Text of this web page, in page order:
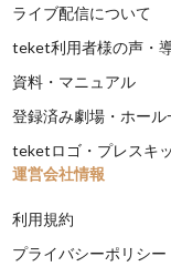
ライブ配信について
teket利用者様の声・
資料・マニュアル
登録済み劇場・ホール
teketロゴ・プレスキ
運営会社情報
利用規約
プライバシーポリシー